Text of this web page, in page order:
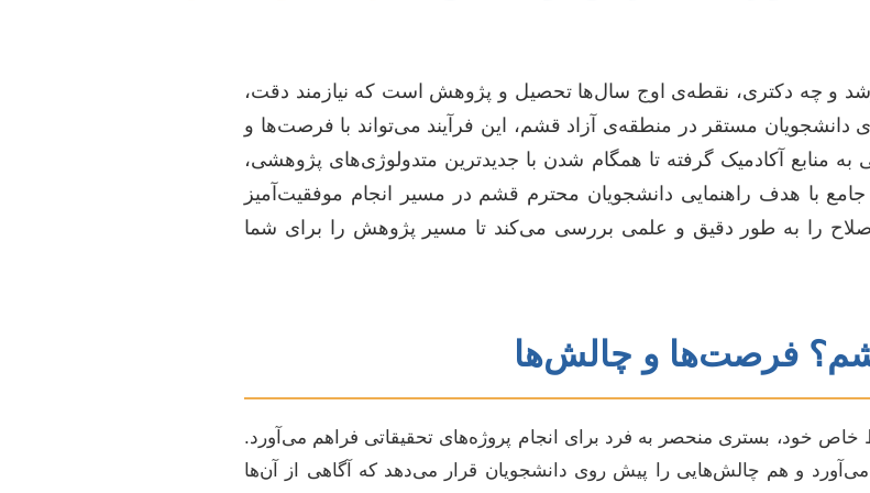
و چه دکتری، نقطه‌ی اوج سال‌ها تحصیل و پژوهش است که نیازمند دقت،
مستقر در منطقه‌ی آزاد قشم، این فرآیند می‌تواند با فرصت‌ها و
آکادمیک گرفته تا همگام شدن با جدیدترین متدولوژی‌های پژوهشی،
با هدف راهنمایی دانشجویان محترم قشم در مسیر انجام موفقیت‌آمیز
اصلاح را به طور دقیق و علمی بررسی می‌کند تا مسیر پژوهش را برای شما
قشم؟ فرصت‌ها و چالش‌ها
خود، بستری منحصر به فرد برای انجام پروژه‌های تحقیقاتی فراهم می‌آورد.
و هم چالش‌هایی را پیش روی دانشجویان قرار می‌دهد که آگاهی از آن‌ها